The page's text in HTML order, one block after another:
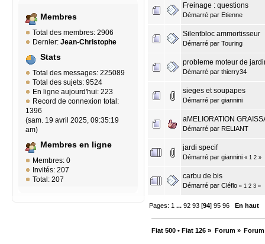
Membres
Total des membres: 2906
Dernier: Jean-Christophe
Stats
Total des messages: 225089
Total des sujets: 9524
En ligne aujourd'hui: 223
Record de connexion total:
1396
(sam. 19 avril 2025, 09:35:19
am)
Membres en ligne
Membres: 0
Invités: 207
Total: 207
Freinage : questions
Démarré par Etienne
Silentbloc ammortisseur
Démarré par Touring
probleme moteur de
Démarré par thierry34
sieges et soupapes
Démarré par giannini
aMELIORATION
Démarré par RELIANT
jardi specif
Démarré par giannini « 1 2 »
carbu de bis
Démarré par Cléflo « 1 2 3 »
Pages: 1 ...92 93 [94]95 96 En haut
Fiat 500 • Fiat 126 » Forum»